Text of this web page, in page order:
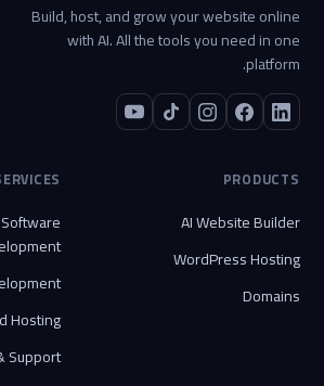
Build, host, and grow your website online
with AI. All the tools you need in one
platform.
PRODUCTS
AI Website Builder
WordPress Hosting
Domains
Hosting
Support